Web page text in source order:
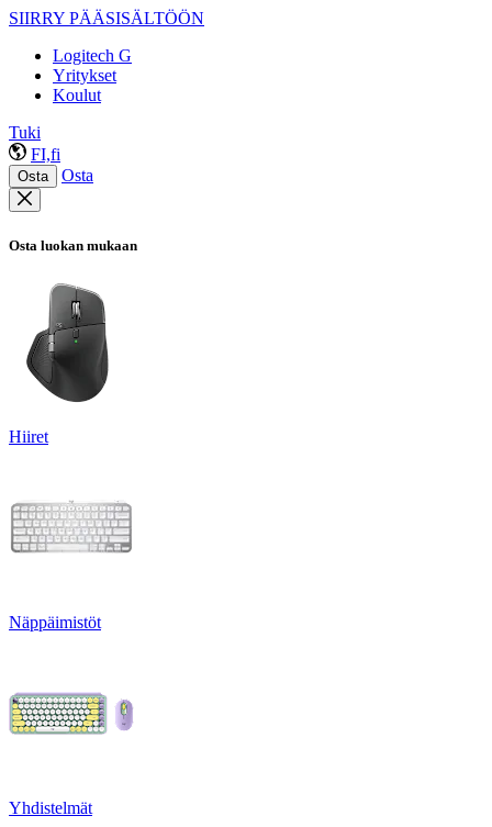
SIIRRY PÄÄSISÄLTÖÖN
Logitech G
Yritykset
Koulut
Tuki
FI,fi
Osta Osta
Osta luokan mukaan
Hiiret
Näppäimistöt
Yhdistelmät